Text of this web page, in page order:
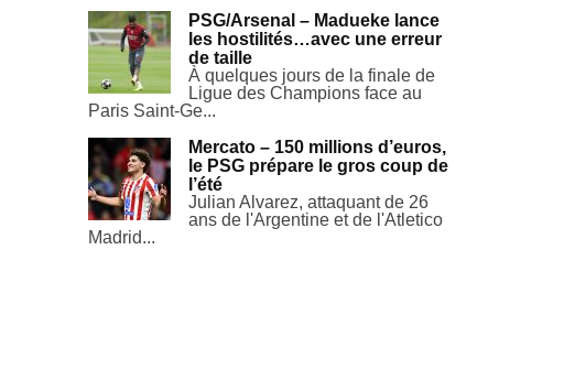
PSG/Arsenal – Madueke lance
les hostilités…avec une erreur
de taille
À quelques jours de la finale de
Ligue des Champions face au
Paris Saint-Ge...
Mercato – 150 millions d’euros,
le PSG prépare le gros coup de
l’été
Julian Alvarez, attaquant de 26
ans de l'Argentine et de l'Atletico
Madrid...